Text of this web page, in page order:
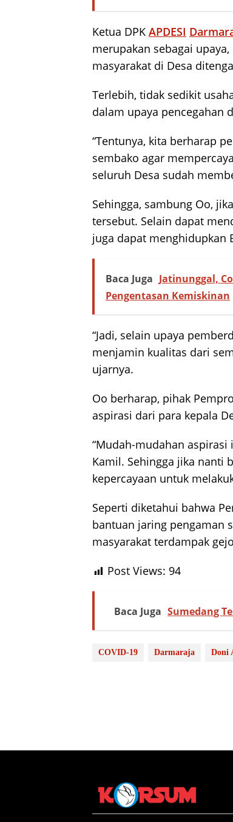
Ketua DPK APDESI
merupakan sebagai
masyarakat di Desa
Terlebih, tidak sedikit
dalam upaya pencegahan
“Tentunya, kita berharap
sembako agar
seluruh Desa sudah
Sehingga, sambung Oo,
tersebut. Selain dapat
juga dapat menghidupkan
Baca Juga Jatinunggal,
Pengentasan Kemiskinan
“Jadi, selain upaya
menjamin kualitas dari
ujarnya.
Oo berharap, pihak
aspirasi dari para kepala
“Mudah-mudahan
Kamil. Sehingga jika nanti
kepercayaan untuk
Seperti diketahui bahwa
bantuan jaring pengaman
masyarakat terdampak
Post Views: 94
Baca Juga Sumedang
COVID-19 Darmaraja Doni